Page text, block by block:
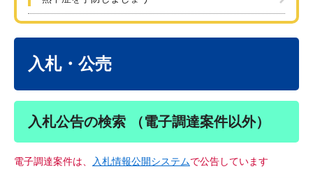
入札・公売
入札公告の検索 （電子調達案件以外）
電子調達案件は、 入札情報公開システムで公告しています